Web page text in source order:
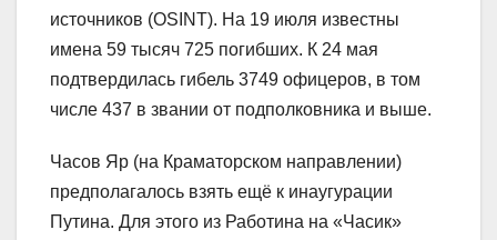
источников (OSINT). На 19 июля известны
имена 59 тысяч 725 погибших. К 24 мая
подтвердилась гибель 3749 офицеров, в том
числе 437 в звании от подполковника и выше.
Часов Яр (на Краматорском направлении)
предполагалось взять ещё к инаугурации
Путина. Для этого из Работина на «Часик»